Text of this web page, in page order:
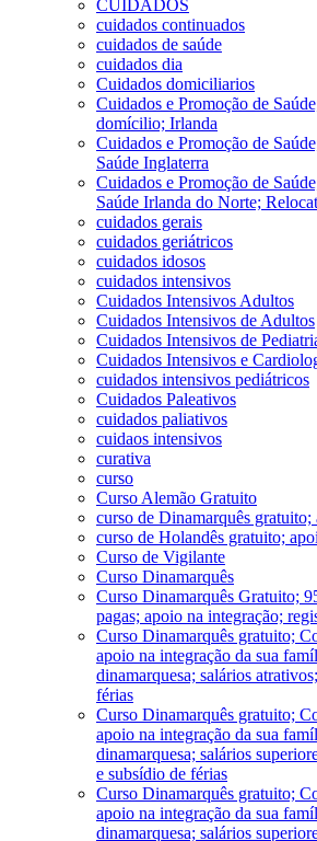
CUIDADOS
cuidados continuados
cuidados de saúde
cuidados dia
Cuidados domiciliarios
Cuidados e Promoção de
domícilio; Irlanda
Cuidados e Promoção de
Saúde Inglaterra
Cuidados e Promoção de
Saúde Irlanda do Norte;
cuidados gerais
cuidados geriátricos
cuidados idosos
cuidados intensivos
Cuidados Intensivos Adultos
Cuidados Intensivos de Adultos
Cuidados Intensivos de
Cuidados Intensivos e
cuidados intensivos pediátricos
Cuidados Paleativos
cuidados paliativos
cuidaos intensivos
curativa
curso
Curso Alemão Gratuito
curso de Dinamarquês
curso de Holandês gratuito;
Curso de Vigilante
Curso Dinamarquês
Curso Dinamarquês Gratuito;
pagas; apoio na integração;
Curso Dinamarquês gratuito;
apoio na integração da sua
dinamarquesa; salários
férias
Curso Dinamarquês gratuito;
apoio na integração da sua
dinamarquesa; salários
e subsídio de férias
Curso Dinamarquês gratuito;
apoio na integração da sua
dinamarquesa; salários